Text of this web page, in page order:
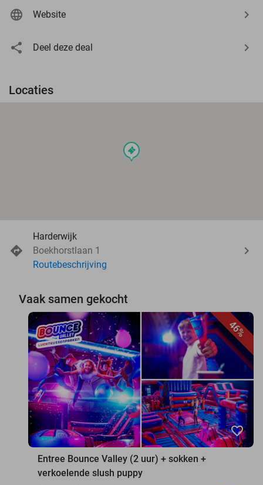
Website
Deel deze deal
Locaties
events
Harderwijk
Boekhorstlaan 1
Routebeschrijving
Vaak samen gekocht
46%
favorite_border
Entree Bounce Valley (2 uur) + sokken +
verkoelende slush puppy